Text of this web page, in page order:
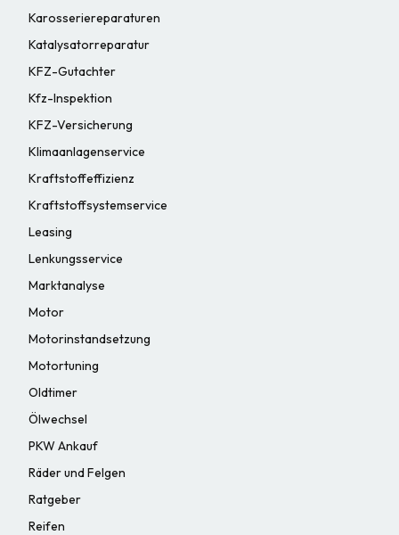
Karosseriereparaturen
Katalysatorreparatur
KFZ-Gutachter
Kfz-Inspektion
KFZ-Versicherung
Klimaanlagenservice
Kraftstoffeffizienz
Kraftstoffsystemservice
Leasing
Lenkungsservice
Marktanalyse
Motor
Motorinstandsetzung
Motortuning
Oldtimer
Ölwechsel
PKW Ankauf
Räder und Felgen
Ratgeber
Reifen